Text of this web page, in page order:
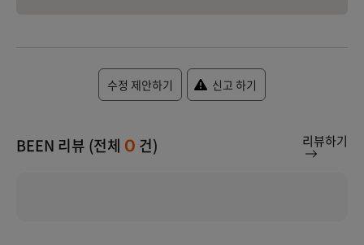
수정 제안하기 신고 하기
BEEN 리뷰 (전체 0 건) 리뷰하기